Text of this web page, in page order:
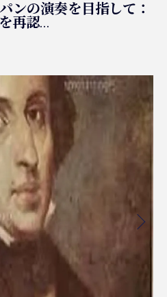
ンの演奏を目指して：
再認...